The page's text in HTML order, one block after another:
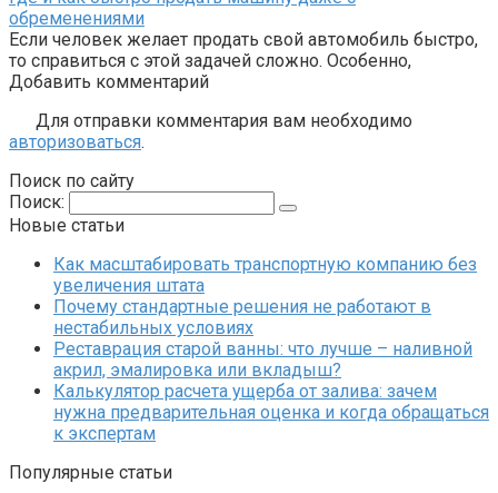
обременениями
Если человек желает продать свой автомобиль быстро,
то справиться с этой задачей сложно. Особенно,
Добавить комментарий
Для отправки комментария вам необходимо
авторизоваться.
Поиск по сайту
Поиск:
Новые статьи
Как масштабировать транспортную компанию без
увеличения штата
Почему стандартные решения не работают в
нестабильных условиях
Реставрация старой ванны: что лучше – наливной
акрил, эмалировка или вкладыш?
Калькулятор расчета ущерба от залива: зачем
нужна предварительная оценка и когда обращаться
к экспертам
Популярные статьи